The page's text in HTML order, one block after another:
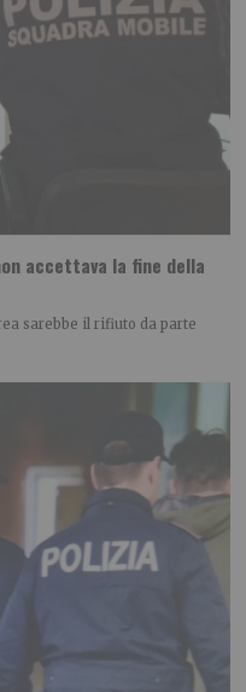
accettava la fine della
sarebbe il rifiuto da parte